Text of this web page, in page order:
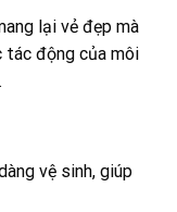
lại vẻ đẹp mà
tác động của môi
vệ sinh, giúp